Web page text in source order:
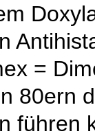
=
80ern
führen